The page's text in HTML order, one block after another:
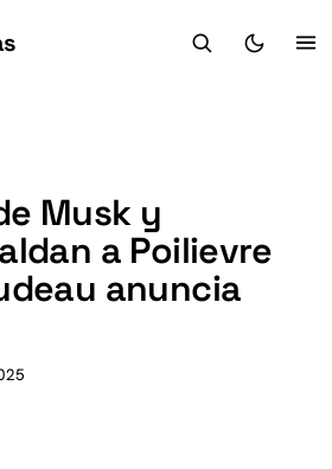
Musk y
a Poilievre
anuncia